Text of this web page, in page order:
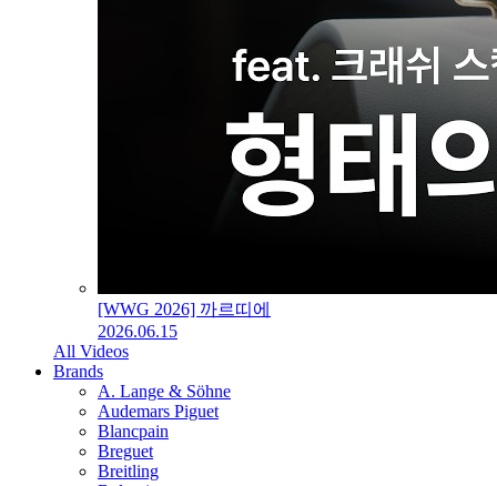
[WWG 2026] 까르띠에
2026.06.15
All Videos
Brands
A. Lange & Söhne
Audemars Piguet
Blancpain
Breguet
Breitling